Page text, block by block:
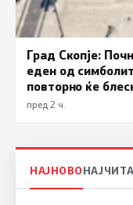
Град Скопје:
еден од
повторно ќе
пред 2 ч.
НАЈНОВО